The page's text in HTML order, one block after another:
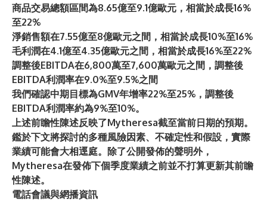
商品交易總額區間為8.65億至9.1億歐元，相當於成長16%
至22%
淨銷售額在7.55億至8億歐元之間，相當於成長10%至16%
毛利潤在4.1億至4.35億歐元之間，相當於成長16%至22%
調整後EBITDA在6,800萬至7,600萬歐元之間，調整後
EBITDA利潤率在9.0%至9.5%之間
我們確認中期目標為GMV年增率22%至25%，調整後
EBITDA利潤率約為9%至10%。
上述前瞻性陳述反映了Mytheresa截至當前日期的預期。
鑑於下文將探討的多種風險因素、不確定性和假設，實際
業績可能會大相逕庭。除了公開發佈的聲明外，
Mytheresa在發佈下個季度業績之前並不打算更新其前瞻
性陳述。
電話會議與網播資訊